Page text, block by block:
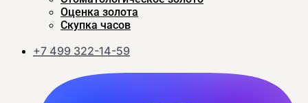
Оценка золота
Скупка часов
+7 499 322-14-59